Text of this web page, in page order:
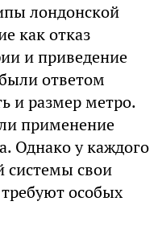
лондонской
как отказ
и приведение
ответом
и размер метро.
применение
Однако у каждого
системы свои
особых